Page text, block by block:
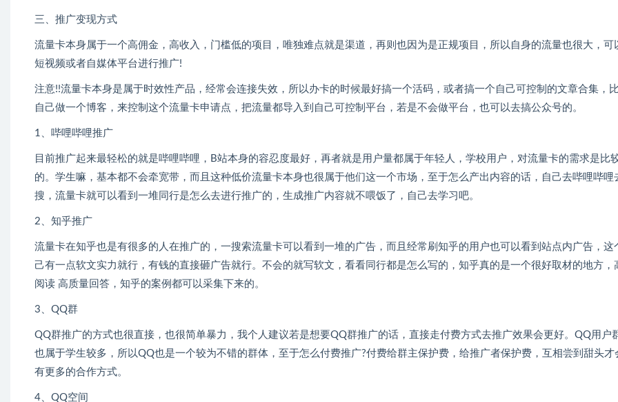
三、推广变现方式
流量卡本身属于一个高佣金，高收入，门槛低的项目，唯独难点就是渠道，再则也因为是正规项目，所以自身的流量也很大，可
短视频或者自媒体平台进行推广!
注意!!流量卡本身是属于时效性产品，经常会连接失效，所以办卡的时候最好搞一个活码，或者搞一个自己可控制的文章合集，
自己做一个博客，来控制这个流量卡申请点，把流量都导入到自己可控制平台，若是不会做平台，也可以去搞公众号的。
1、哔哩哔哩推广
目前推广起来最轻松的就是哔哩哔哩，B站本身的容忍度最好，再者就是用户量都属于年轻人，学校用户，对流量卡的需求是比
的。学生嘛，基本都不会牵宽带，而且这种低价流量卡本身也很属于他们这一个市场，至于怎么产出内容的话，自己去哔哩哔哩
搜，流量卡就可以看到一堆同行是怎么去进行推广的，生成推广内容就不喂饭了，自己去学习吧。
2、知乎推广
流量卡在知乎也是有很多的人在推广的，一搜索流量卡可以看到一堆的广告，而且经常刷知乎的用户也可以看到站点内广告，这
己有一点软文实力就行，有钱的直接砸广告就行。不会的就写软文，看看同行都是怎么写的，知乎真的是一个很好取材的地方，
阅读 高质量回答，知乎的案例都可以采集下来的。
3、QQ群
QQ群推广的方式也很直接，也很简单暴力，我个人建议若是想要QQ群推广的话，直接走付费方式去推广效果会更好。QQ用户
也属于学生较多，所以QQ也是一个较为不错的群体，至于怎么付费推广?付费给群主保护费，给推广者保护费，互相尝到甜头才
有更多的合作方式。
4、QQ空间